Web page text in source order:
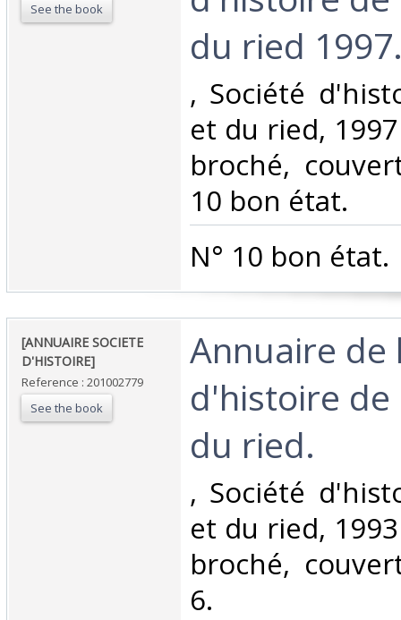
See the book
du ried
‎, Société
et du ried,
broché,
10 bon état.‎
‎N° 10 bon état.‎
‎[ANNUAIRE SOCIETE
D'HISTOIRE]‎
Reference : 201002779
See the book
‎Annuaire de
d'histoire
du ried. ‎
‎, Société
et du ried,
broché,
6.‎